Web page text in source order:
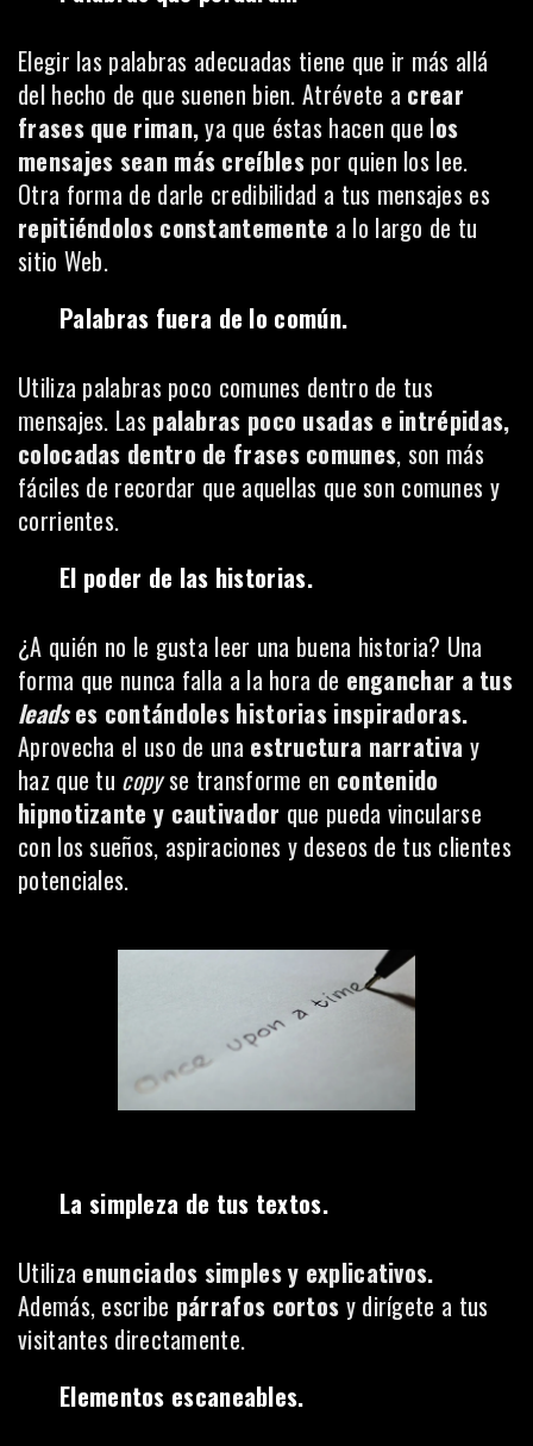
Elegir las palabras adecuadas tiene que ir más allá
del hecho de que suenen bien. Atrévete a crear
frases que riman,ya que éstas hacen que los
mensajes sean más creíblespor quien los lee.
Otra forma de darle credibilidad a tus mensajes es
repitiéndolos constantemente a lo largo de tu
sitio Web.
Palabras fuera de lo común.
Utiliza palabras poco comunes dentro de tus
mensajes. Las palabras poco usadas e intrépidas,
colocadas dentro de frases comunes, son más
fáciles de recordar que aquellas que son comunes y
corrientes.
El poder de las historias.
¿A quién no le gusta leer una buena historia? Una
forma que nunca falla a la hora de enganchar a tus
leadses contándoles historias inspiradoras.
Aprovecha el uso de una estructura narrativa y
haz que tu copyse transforme en contenido
hipnotizante y cautivador que pueda vincularse
con los sueños, aspiraciones y deseos de tus clientes
potenciales.
La simpleza de tus textos.
Utiliza enunciados simples y explicativos.
Además, escribe párrafos cortos y dirígete a tus
visitantes directamente.
Elementos escaneables.